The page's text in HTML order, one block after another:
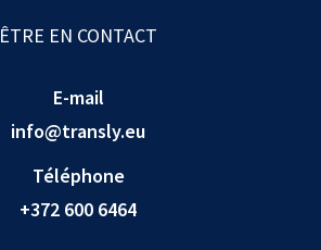
ÊTRE EN CONTACT
E-mail
info@transly.eu
Téléphone
+372 600 6464